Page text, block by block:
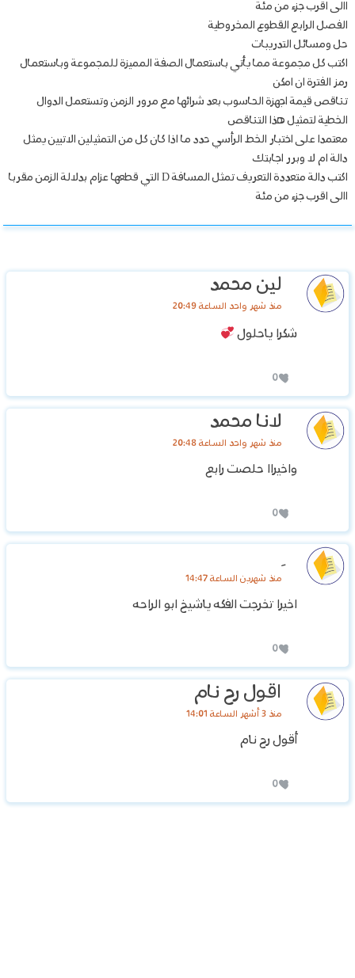
االى اقرب جزء من مئة
الفصل الرابع القطوع المخروطية
حل ومسائل التدريبات
اكتب كل مجموعة مما يأتي باستعمال الصفة المميزة للمجموعة وباستعمال
رمز الفترة ان امكن
تناقص قيمة اجهزة الحاسوب بعد شرائها مع مرور الزمن وتستعمل الدوال
الخطية لتمثيل هذا التناقص
معتمدا على اختبار الخط الرأسي حدد ما اذا كان كل من التمثيلين الاتيين يمثل
دالة ام لا وبرر اجابتك
اكتب دالة متعددة التعريف تمثل المسافة D التي قطعها عزام بدلالة الزمن مقربا
االى اقرب جزء من مئة
لين محمد
منذ شهر واحد الساعة 20:49
شكرا ياحلول
0
لانا محمد
منذ شهر واحد الساعة 20:48
واخيراا حلصت رابع
0
منذ شهرين الساعة 14:47
اخيرا تخرجت الفكه ياشيخ ابو الراحه
0
اقول رح نام
منذ 3 أشهر الساعة 14:01
أقول رح نام
0